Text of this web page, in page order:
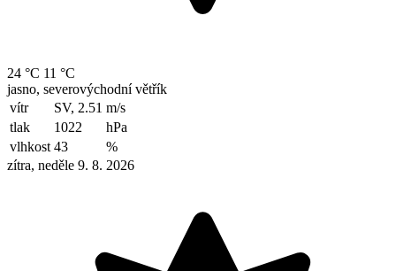
24 °C 11 °C
jasno, severovýchodní větřík
vítr
SV, 2.51 m/s
tlak
1022
hPa
vlhkost 43
%
zítra, neděle 9. 8. 2026